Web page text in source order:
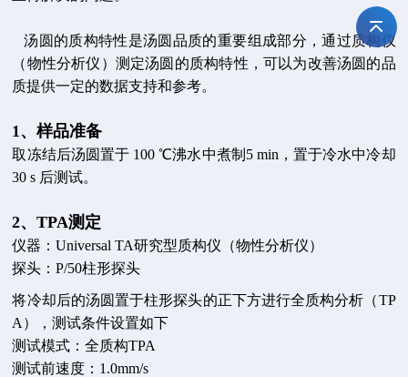
汤圆的质构特性是汤圆品质的重要组成部分，通过质构仪
（物性分析仪）测定汤圆的质构特性，可以为改善汤圆的品
质提供一定的数据支持和参考。
1、样品准备
取冻结后汤圆置于 100 ℃沸水中煮制5 min，置于冷水中冷却
30 s 后测试。
2、TPA测定
仪器：Universal TA研究型质构仪（物性分析仪）
探头：P/50柱形探头
将冷却后的汤圆置于柱形探头的正下方进行全质构分析（TP
A），测试条件设置如下
测试模式：全质构TPA
测试前速度：1.0mm/s